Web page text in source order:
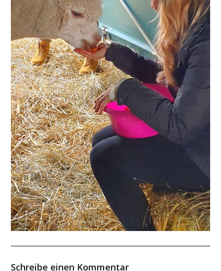
Schreibe einen Kommentar